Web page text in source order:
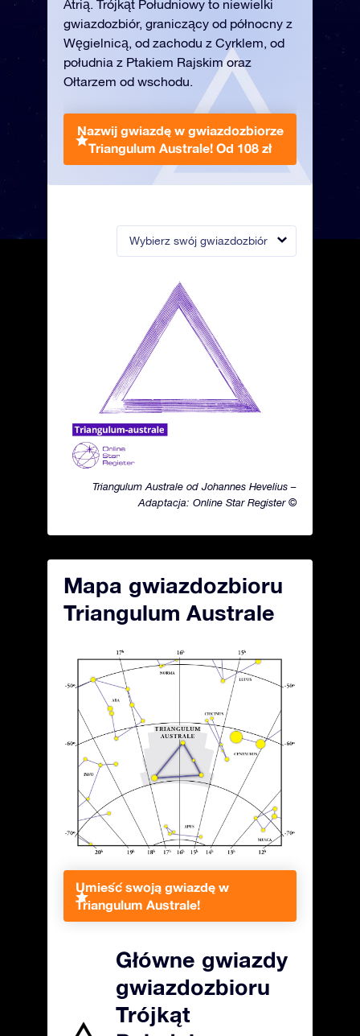
Wybierz swój gwiazdozbiór
Triangulum Australe od Johannes Hevelius –
Adaptacja: Online Star Register ©
Atrią. Trójkąt Południowy to niewielki
gwiazdozbiór, graniczący od północny z
Węgielnicą, od zachodu z Cyrklem, od
południa z Ptakiem Rajskim oraz
Ołtarzem od wschodu.
Nazwij gwiazdę w gwiazdozbiorze
Triangulum Australe! Od 108 zł
Mapa gwiazdozbioru
Triangulum Australe
Umieść swoją gwiazdę w
Triangulum Australe!
Główne gwiazdy
gwiazdozbioru
Trójkąt